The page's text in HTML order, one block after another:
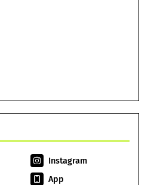
Instagram
App